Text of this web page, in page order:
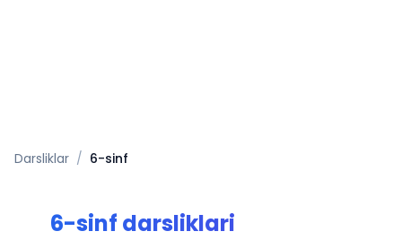
Darsliklar / 6-sinf
6-sinf darsliklari